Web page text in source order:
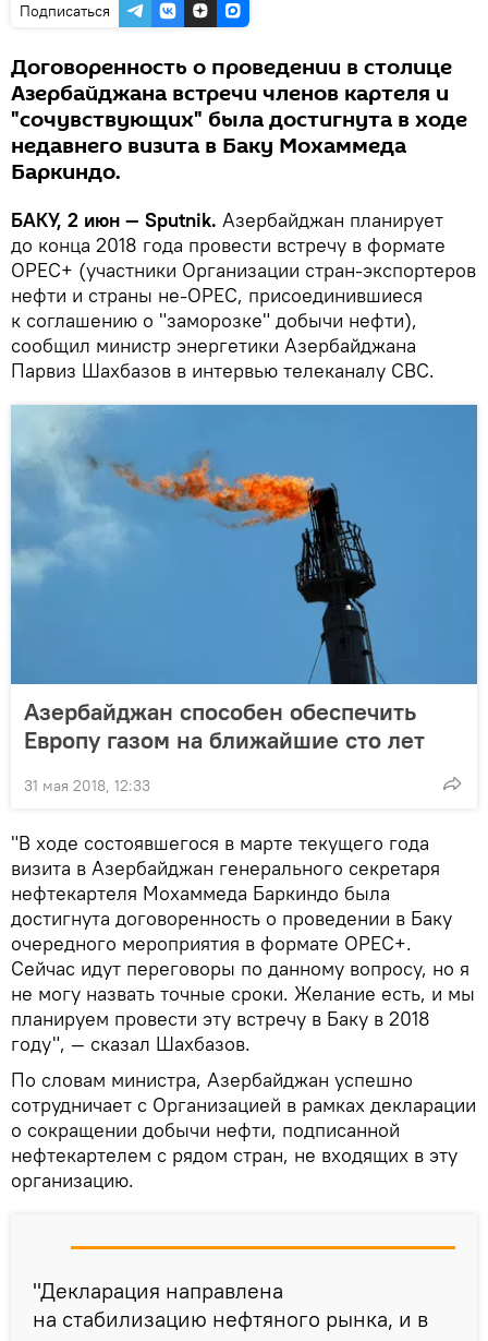
Подписаться
Договоренность о проведении в столице
Азербайджана встречи членов картеля и
"сочувствующих" была достигнута в ходе
недавнего визита в Баку Мохаммеда
Баркиндо.
БАКУ, 2 июн — Sputnik. Азербайджан планирует
до конца 2018 года провести встречу в формате
ОРЕС+ (участники Организации стран-экспортеров
нефти и страны не-ОРЕС, присоединившиеся
к соглашению о "заморозке" добычи нефти),
сообщил министр энергетики Азербайджана
Парвиз Шахбазов в интервью телеканалу CBC.
Азербайджан способен обеспечить
Европу газом на ближайшие сто лет
31 мая 2018, 12:33
"В ходе состоявшегося в марте текущего года
визита в Азербайджан генерального секретаря
нефтекартеля Мохаммеда Баркиндо была
достигнута договоренность о проведении в Баку
очередного мероприятия в формате ОРЕС+.
Сейчас идут переговоры по данному вопросу, но я
не могу назвать точные сроки. Желание есть, и мы
планируем провести эту встречу в Баку в 2018
году", — сказал Шахбазов.
По словам министра, Азербайджан успешно
сотрудничает с Организацией в рамках декларации
о сокращении добычи нефти, подписанной
нефтекартелем с рядом стран, не входящих в эту
организацию.
"Декларация направлена
на стабилизацию нефтяного рынка, и в